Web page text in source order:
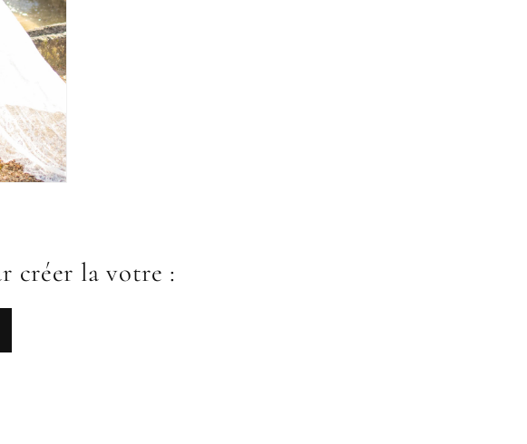
créer la votre :